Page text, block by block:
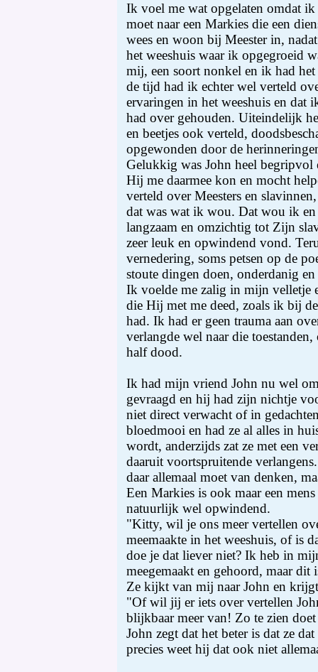
Ik voel me wat opgelaten omdat
moet naar een Markies die een
wees en woon bij Meester in,
het weeshuis waar ik opgegroeid
mij, een soort nonkel en ik had
de tijd had ik echter wel verteld
ervaringen in het weeshuis en dat
had over gehouden. Uiteindelijk
en beetjes ook verteld,
opgewonden door de
Gelukkig was John heel begripvol
Hij me daarmee kon en mocht
verteld over Meesters en
dat was wat ik wou. Dat wou ik
langzaam en omzichtig tot Zijn
zeer leuk en opwindend vond.
vernedering, soms petsen op de
stoute dingen doen, onderdanig
Ik voelde me zalig in mijn velletje
die Hij met me deed, zoals ik bij
had. Ik had er geen trauma aan
verlangde wel naar die
half dood.
Ik had mijn vriend John nu wel
gevraagd en hij had zijn nichtje
niet direct verwacht of in
bloedmooi en had ze al alles in
wordt, anderzijds zat ze met een
daaruit voortspruitende
daar allemaal moet van denken,
Een Markies is ook maar een
natuurlijk wel opwindend.
"Kitty, wil je ons meer vertellen
meemaakte in het weeshuis, of is
doe je dat liever niet? Ik heb in
meegemaakt en gehoord, maar
Ze kijkt van mij naar John en
"Of wil jij er iets over vertellen
blijkbaar meer van! Zo te zien
John zegt dat het beter is dat ze
precies weet hij dat ook niet